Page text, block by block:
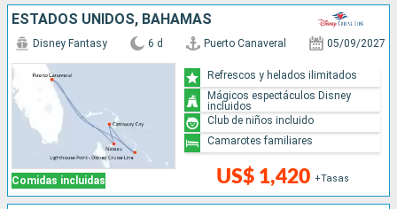
ESTADOS UNIDOS, BAHAMAS
Comidas incluidas
Disney Fantasy 6 d Puerto Canaveral 05/09/2027
US$ 1,420 +Tasas
Refrescos y helados ilimitados
Mágicos espectáculos Disney
incluidos
Club de niños incluido
Camarotes familiares